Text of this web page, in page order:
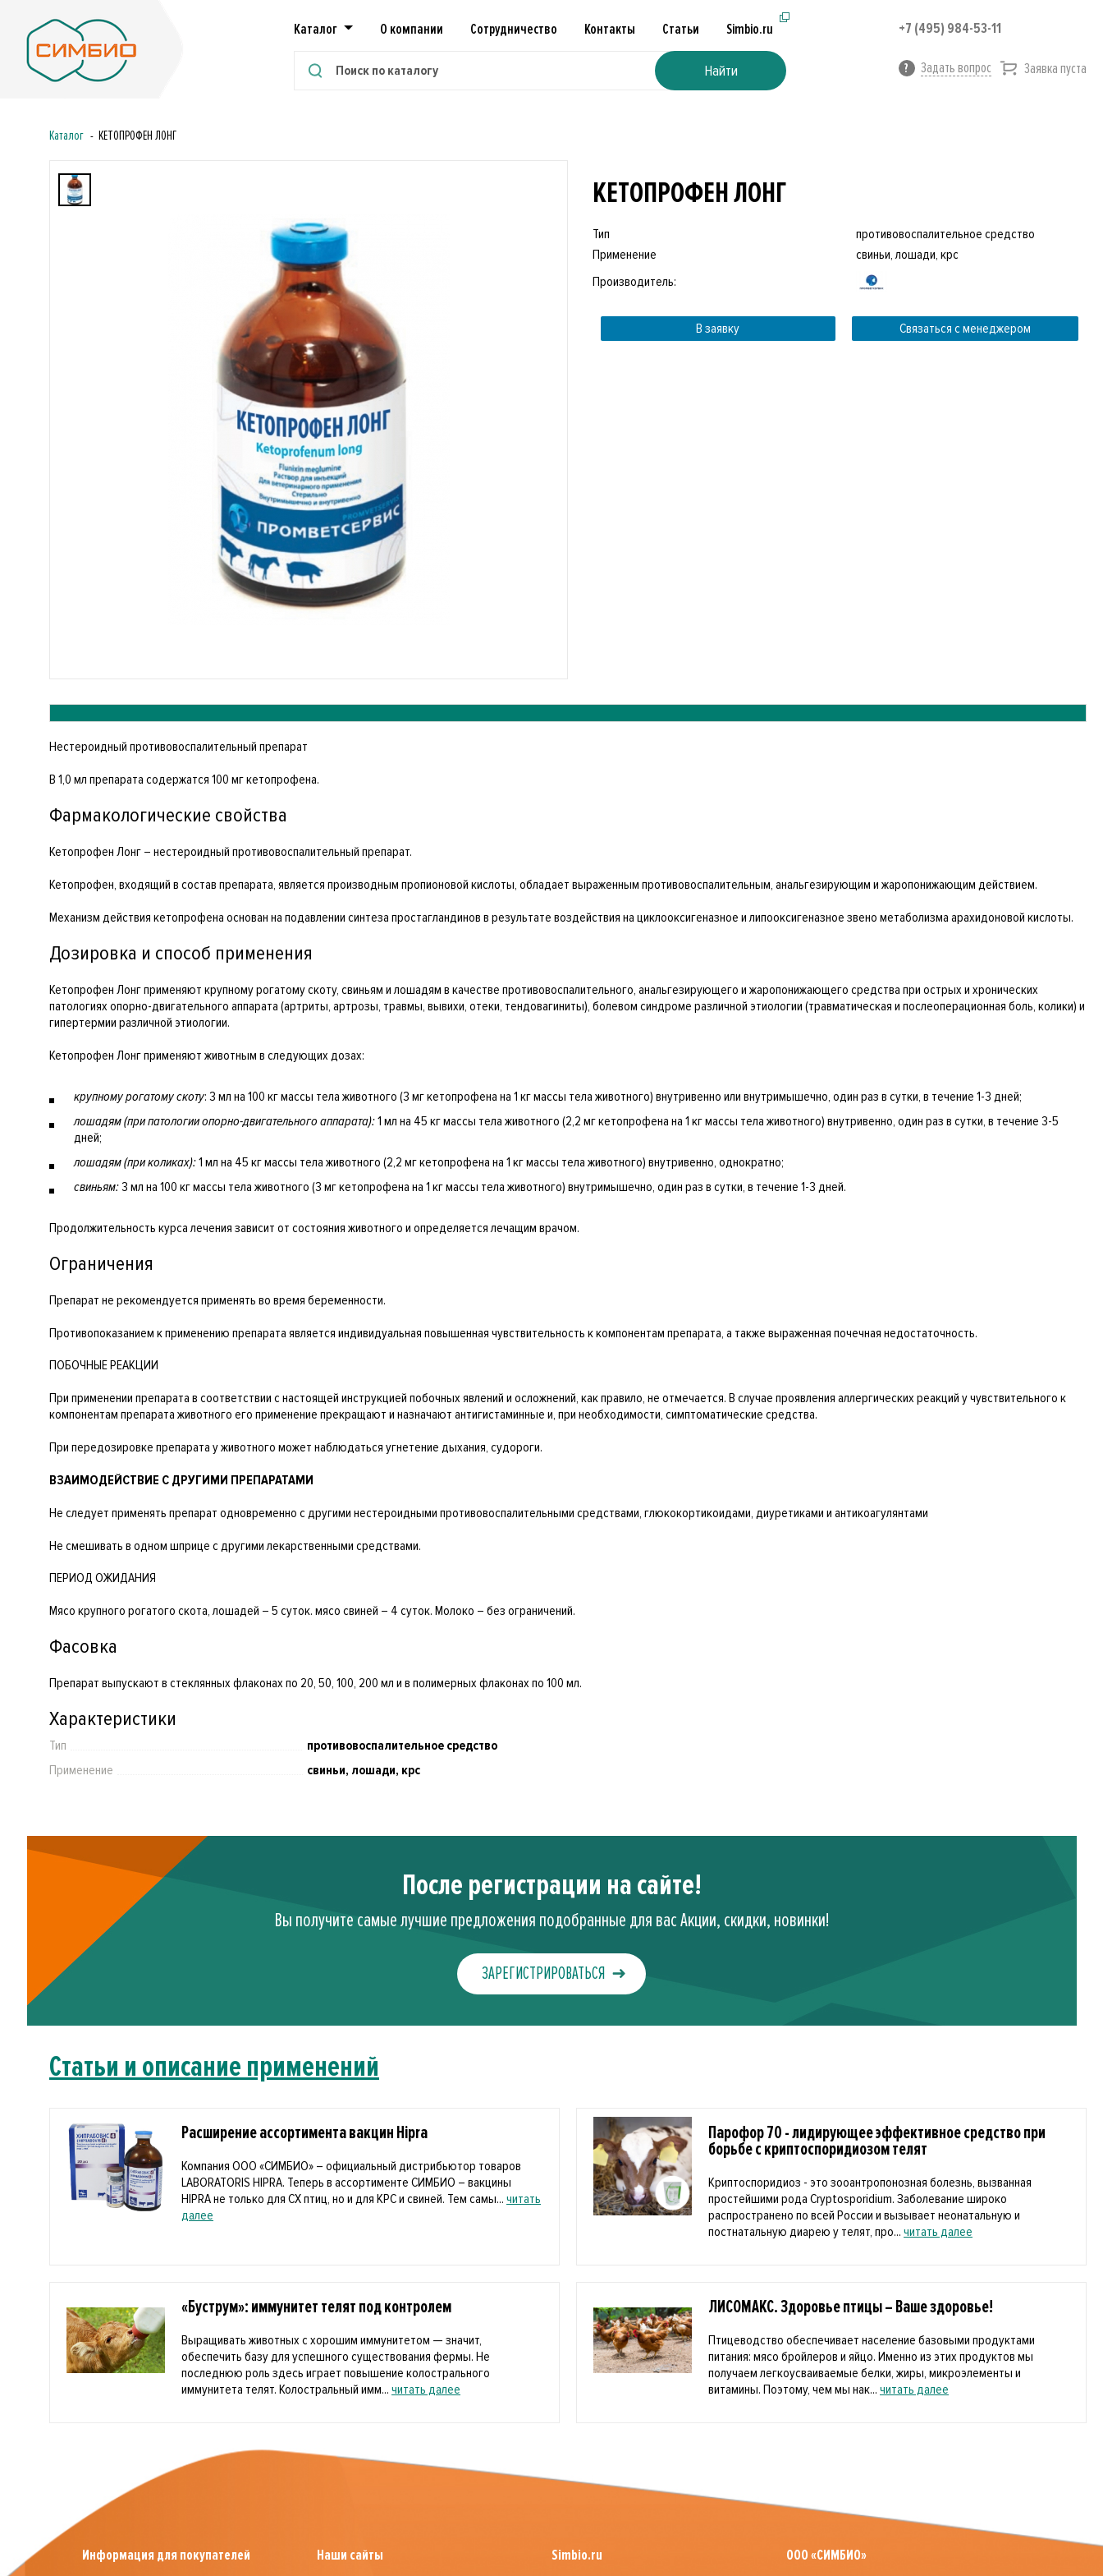
Каталог О компании Сотрудничество Контакты Статьи Simbio.ru
Найти
+7 (495) 984-53-11
Задать вопрос Заявка пуста
Каталог КЕТОПРОФЕН ЛОНГ
КЕТОПРОФЕН ЛОНГ
Тип
противовоспалительное средство
Применение
свиньи, лошади, крс
Производитель:
В заявку Связаться с менеджером
Нестероидный противовоспалительный препарат
В 1,0 мл препарата содержатся 100 мг кетопрофена.
Фармакологические свойства
Кетопрофен Лонг – нестероидный противовоспалительный препарат.
Кетопрофен, входящий в состав препарата, является производным пропионовой кислоты, обладает выраженным противовоспалительным, анальгезирующим и жаропонижающим действием.
Механизм действия кетопрофена основан на подавлении синтеза простагландинов в результате воздействия на циклооксигеназное и липооксигеназное звено метаболизма арахидоновой кислоты.
Дозировка и способ применения
Кетопрофен Лонг применяют крупному рогатому скоту, свиньям и лошадям в качестве противовоспалительного, анальгезирующего и жаропонижающего средства при острых и хронических
патологиях опорно-двигательного аппарата (артриты, артрозы, травмы, вывихи, отеки, тендовагиниты), болевом синдроме различной этиологии (травматическая и послеоперационная боль, колики) и
гипертермии различной этиологии.
Кетопрофен Лонг применяют животным в следующих дозах:
крупному рогатому скоту: 3 мл на 100 кг массы тела животного (3 мг кетопрофена на 1 кг массы тела животного) внутривенно или внутримышечно, один раз в сутки, в течение 1-3 дней;
лошадям (при патологии опорно-двигательного аппарата):1 мл на 45 кг массы тела животного (2,2 мг кетопрофена на 1 кг массы тела животного) внутривенно, один раз в сутки, в течение 3-5
дней;
лошадям (при коликах):1 мл на 45 кг массы тела животного (2,2 мг кетопрофена на 1 кг массы тела животного) внутривенно, однократно;
свиньям:3 мл на 100 кг массы тела животного (3 мг кетопрофена на 1 кг массы тела животного) внутримышечно, один раз в сутки, в течение 1-3 дней.
Продолжительность курса лечения зависит от состояния животного и определяется лечащим врачом.
Ограничения
Препарат не рекомендуется применять во время беременности.
Противопоказанием к применению препарата является индивидуальная повышенная чувствительность к компонентам препарата, а также выраженная почечная недостаточность.
ПОБОЧНЫЕ РЕАКЦИИ
При применении препарата в соответствии с настоящей инструкцией побочных явлений и осложнений, как правило, не отмечается. В случае проявления аллергических реакций у чувствительного к
компонентам препарата животного его применение прекращают и назначают антигистаминные и, при необходимости, симптоматические средства.
При передозировке препарата у животного может наблюдаться угнетение дыхания, судороги.
ВЗАИМОДЕЙСТВИЕ С ДРУГИМИ ПРЕПАРАТАМИ
Не следует применять препарат одновременно с другими нестероидными противовоспалительными средствами, глюкокортикоидами, диуретиками и антикоагулянтами
Не смешивать в одном шприце с другими лекарственными средствами.
ПЕРИОД ОЖИДАНИЯ
Мясо крупного рогатого скота, лошадей – 5 суток. мясо свиней – 4 суток. Молоко – без ограничений.
Фасовка
Препарат выпускают в стеклянных флаконах по 20, 50, 100, 200 мл и в полимерных флаконах по 100 мл.
Характеристики
Тип
противовоспалительное средство
Применение
свиньи, лошади, крс
После регистрации на сайте!
Вы получите самые лучшие предложения подобранные для вас Акции, скидки, новинки!
ЗАРЕГИСТРИРОВАТЬСЯ
Статьи и описание применений
Расширение ассортимента вакцин Hipra
Компания ООО «СИМБИО» – официальный дистрибьютор товаров
LABORATORIS HIPRA. Теперь в ассортименте СИМБИО – вакцины
HIPRA не только для СХ птиц, но и для КРС и свиней. Тем самы... читать
далее
Парофор 70 - лидирующее эффективное средство при
борьбе с криптоспоридиозом телят
Криптоспоридиоз - это зооантропонозная болезнь, вызванная
простейшими рода Cryptosporidium. Заболевание широко
распространено по всей России и вызывает неонатальную и
постнатальную диарею у телят, про... читать далее
«Буструм»: иммунитет телят под контролем
Выращивать животных с хорошим иммунитетом — значит,
обеспечить базу для успешного существования фермы. Не
последнюю роль здесь играет повышение колострального
иммунитета телят. Колостральный имм... читать далее
ЛИСОМАКС. Здоровье птицы – Ваше здоровье!
Птицеводство обеспечивает население базовыми продуктами
питания: мясо бройлеров и яйцо. Именно из этих продуктов мы
получаем легкоусваиваемые белки, жиры, микроэлементы и
витамины. Поэтому, чем мы нак... читать далее
Информация для покупателей Наши сайты Simbio.ru ООО «СИМБИО»